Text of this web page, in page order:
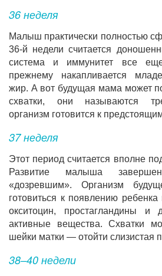
36 неделя
Малыш практически полностью
36-й недели считается
система и иммунитет все
прежнему накапливается
жир. А вот будущая мама может
схватки, они называются
организм готовится к
37 неделя
Этот период считается вполне
Развитие малыша
«дозревшим». Организм
готовиться к появлению
окситоцин, простагландины и
активные вещества. Схватки
шейки матки — отойти слизистая
38–40 недели